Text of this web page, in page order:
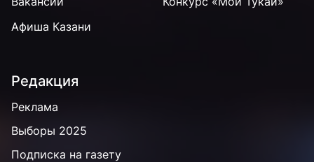
Афиша Казани
Редакция
Реклама
Выборы 2025
Подписка на газету